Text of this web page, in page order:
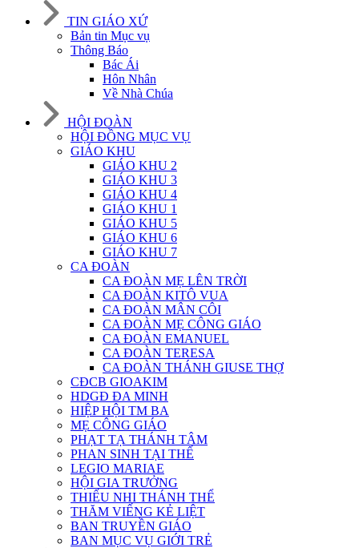
TIN GIÁO XỨ
Bản tin Mục vụ
Thông Báo
Bác Ái
Hôn Nhân
Về Nhà Chúa
HỘI ĐOÀN
HỘI ĐỒNG MỤC VỤ
GIÁO KHU
GIÁO KHU 2
GIÁO KHU 3
GIÁO KHU 4
GIÁO KHU 1
GIÁO KHU 5
GIÁO KHU 6
GIÁO KHU 7
CA ĐOÀN
CA ĐOÀN MẸ LÊN TRỜI
CA ĐOÀN KITÔ VUA
CA ĐOÀN MÂN CÔI
CA ĐOÀN MẸ CÔNG GIÁO
CA ĐOÀN EMANUEL
CA ĐOÀN TERESA
CA ĐOÀN THÁNH GIUSE THỢ
CĐCB GIOAKIM
HDGĐ ĐA MINH
HIỆP HỘI TM BA
MẸ CÔNG GIÁO
PHẠT TẠ THÁNH TÂM
PHAN SINH TẠI THẾ
LEGIO MARIAE
HỘI GIA TRƯỞNG
THIẾU NHI THÁNH THỂ
THĂM VIẾNG KẺ LIỆT
BAN TRUYỀN GIÁO
BAN MỤC VỤ GIỚI TRẺ